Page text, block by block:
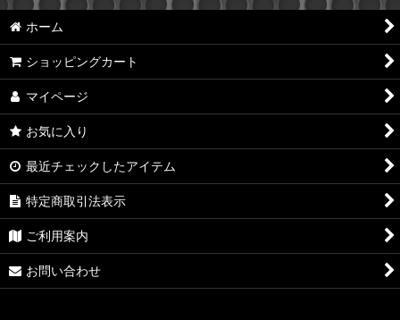
JB31
JB23
JB33/43
JB74
JC74(ノマド)
Trail Gear
ホーム
ショッピングカート
マイページ
お気に入り
最近チェックしたアイテム
特定商取引法表示
ご利用案内
お問い合わせ